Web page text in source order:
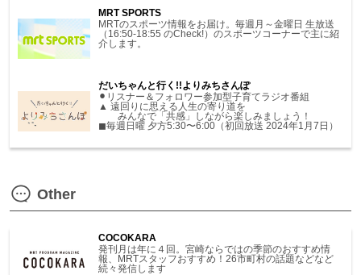
MRT SPORTS
MRTのスポーツ情報をお届け。毎週月～金曜日 生放送
（16:50-18:55 のCheck!）のスポーツコーナーで主に紹
介します。
だいちゃんと行く!!よりみちさんぽ
⚫︎リスナー＆フォロワー参加型子育てラジオ番組
▲ 遠回りに思える人生の寄り道を
みんなで「共感」しながら楽しみましょう！
◼︎毎週日曜 夕方5:30〜6:00（初回放送 2024年1月7日）
Other
COCOKARA
発刊月は年に４回。宮崎ならではの季節のおすすめ情
報、MRTスタッフおすすめ！26市町村の話題などなど
続々発信します